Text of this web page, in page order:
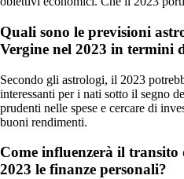
Quali sono le previsioni
Vergine nel 2023 in termini
Secondo gli astrologi, il 2023
interessanti per i nati sotto il segno
prudenti nelle spese e cercare di
buoni rendimenti.
Come influenzerà il
2023 le finanze personali?